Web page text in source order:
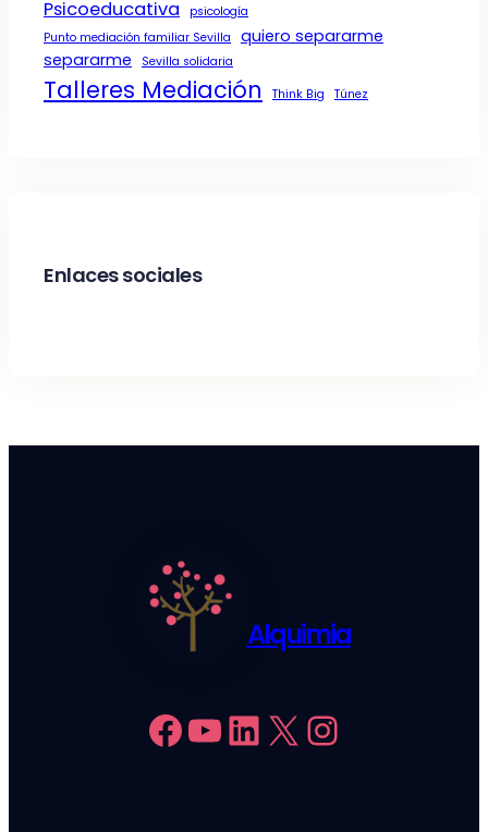
Psicoeducativa
psicología
Punto mediación familiar Sevilla
quiero separarme
separarme
Sevilla solidaria
Talleres Mediación Think Big Túnez
Enlaces sociales
Alquimia
Facebook YouTube LinkedIn X Instagram